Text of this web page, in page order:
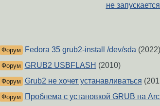
не
Форум Fedora 35 grub2-install /dev/sda(2022)
Форум GRUB2 USBFLASH (2010)
Форум Grub2 не хочет устанавливаться
Форум Проблема с установкой GRUB на